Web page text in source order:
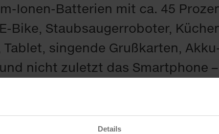
Details
Ionen-Batterien mit ca. 45
Bike, Staubsaugerroboter,
singende Grußkarten,
nicht zuletzt das Smartphone
von Batterien bzw. Akkus
wie Aluminium, Nickel, Mangan,
Entsorgung im Hausmüll